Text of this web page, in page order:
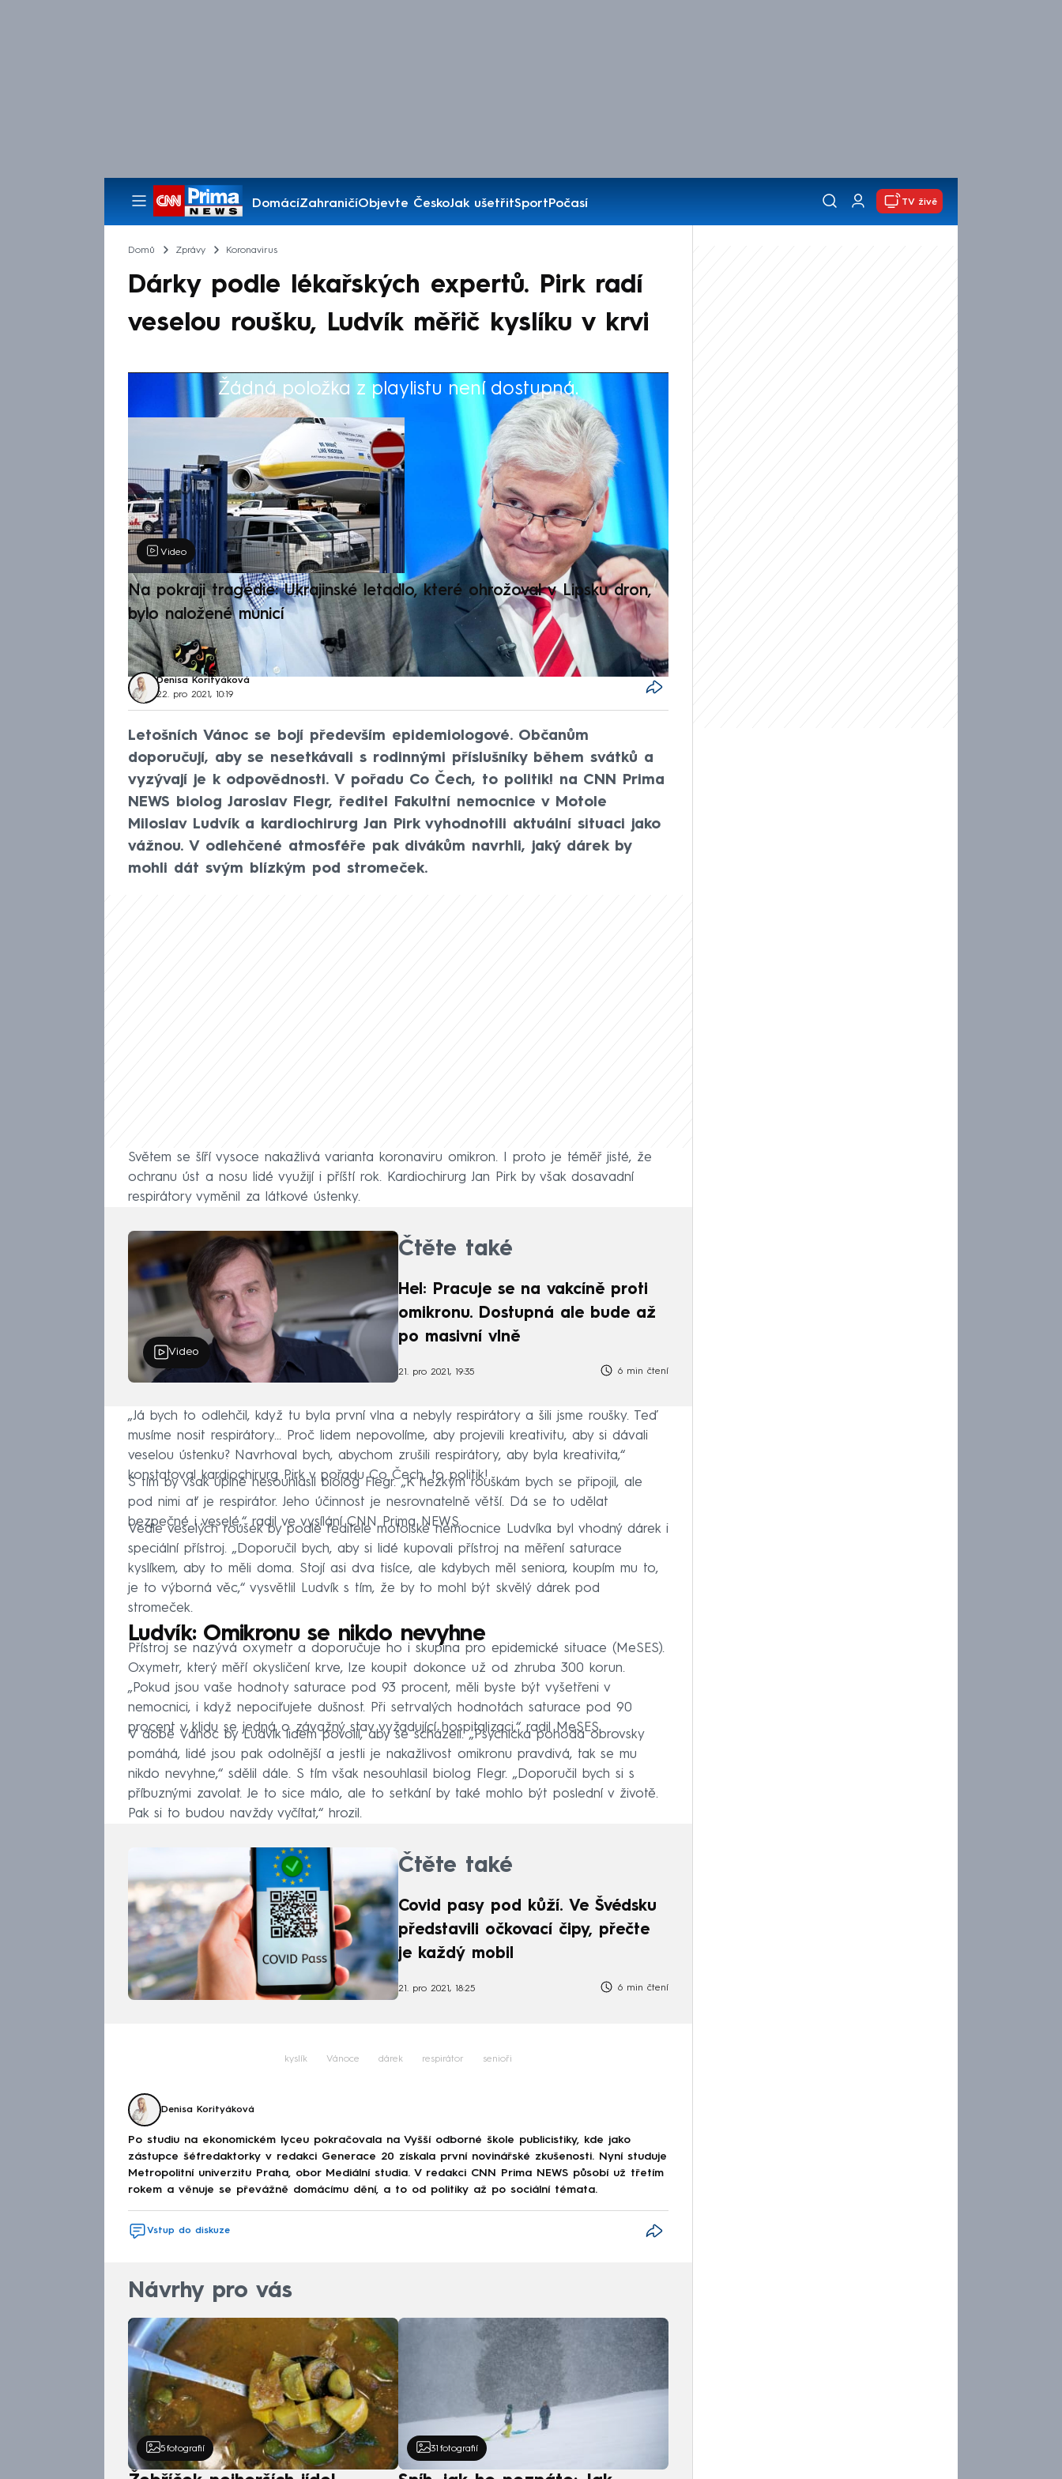
DomácíZahraničíObjevte ČeskoJak ušetřitSportPočasí
Pořady
TV živě
Domů Zprávy Koronavirus
Dárky podle lékařských expertů. Pirk radí
veselou roušku, Ludvík měřič kyslíku v krvi
Žádná položka z playlistu není dostupná.
Výběr redakce
Video
Na pokraji tragédie: Ukrajinské letadlo, které ohrožoval v Lipsku dron,
bylo naložené municí
Denisa Korityáková
22. pro 2021, 10:19
Letošních Vánoc se bojí především epidemiologové. Občanům
doporučují, aby se nesetkávali s rodinnými příslušníky během svátků a
vyzývají je k odpovědnosti. V pořadu Co Čech, to politik! na CNN Prima
NEWS biolog Jaroslav Flegr, ředitel Fakultní nemocnice v Motole
Miloslav Ludvík a kardiochirurg Jan Pirk vyhodnotili aktuální situaci jako
vážnou. V odlehčené atmosféře pak divákům navrhli, jaký dárek by
mohli dát svým blízkým pod stromeček.
Světem se šíří vysoce nakažlivá varianta koronaviru omikron. I proto je téměř jisté, že
ochranu úst a nosu lidé využijí i příští rok. Kardiochirurg Jan Pirk by však dosavadní
respirátory vyměnil za látkové ústenky.
Video
Čtěte také
Hel: Pracuje se na vakcíně proti
omikronu. Dostupná ale bude až
po masivní vlně
21. pro 2021, 19:35 6 min čtení
„Já bych to odlehčil, když tu byla první vlna a nebyly respirátory a šili jsme roušky. Teď
musíme nosit respirátory… Proč lidem nepovolíme, aby projevili kreativitu, aby si dávali
veselou ústenku? Navrhoval bych, abychom zrušili respirátory, aby byla kreativita,“
konstatoval kardiochirurg Pirk v pořadu Co Čech, to politik!
S tím by však úplně nesouhlasil biolog Flegr. „K hezkým rouškám bych se připojil, ale
pod nimi ať je respirátor. Jeho účinnost je nesrovnatelně větší. Dá se to udělat
bezpečné i veselé,“ radil ve vysílání CNN Prima NEWS.
Vedle veselých roušek by podle ředitele motolské nemocnice Ludvíka byl vhodný dárek i
speciální přístroj. „Doporučil bych, aby si lidé kupovali přístroj na měření saturace
kyslíkem, aby to měli doma. Stojí asi dva tisíce, ale kdybych měl seniora, koupím mu to,
je to výborná věc,“ vysvětlil Ludvík s tím, že by to mohl být skvělý dárek pod
stromeček.
Ludvík: Omikronu se nikdo nevyhne
Přístroj se nazývá oxymetr a doporučuje ho i skupina pro epidemické situace (MeSES).
Oxymetr, který měří okysličení krve, lze koupit dokonce už od zhruba 300 korun.
„Pokud jsou vaše hodnoty saturace pod 93 procent, měli byste být vyšetřeni v
nemocnici, i když nepociťujete dušnost. Při setrvalých hodnotách saturace pod 90
procent v klidu se jedná o závažný stav vyžadující hospitalizaci,“ radil MeSES.
V době Vánoc by Ludvík lidem povolil, aby se scházeli. „Psychická pohoda obrovsky
pomáhá, lidé jsou pak odolnější a jestli je nakažlivost omikronu pravdivá, tak se mu
nikdo nevyhne,“ sdělil dále. S tím však nesouhlasil biolog Flegr. „Doporučil bych si s
příbuznými zavolat. Je to sice málo, ale to setkání by také mohlo být poslední v životě.
Pak si to budou navždy vyčítat,“ hrozil.
Čtěte také
Covid pasy pod kůží. Ve Švédsku
představili očkovací čipy, přečte
je každý mobil
21. pro 2021, 18:25 6 min čtení
kyslík Vánoce dárek respirátor senioři
Denisa Korityáková
Po studiu na ekonomickém lyceu pokračovala na Vyšší odborné škole publicistiky, kde jako
zástupce šéfredaktorky v redakci Generace 20 získala první novinářské zkušenosti. Nyní studuje
Metropolitní univerzitu Praha, obor Mediální studia. V redakci CNN Prima NEWS působí už třetím
rokem a věnuje se převážně domácímu dění, a to od politiky až po sociální témata.
Vstup do diskuze
Návrhy pro vás
5 fotografií 31 fotografií